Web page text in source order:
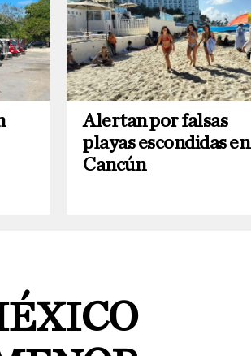
Alertan por falsas
playas escondidas en
Cancún